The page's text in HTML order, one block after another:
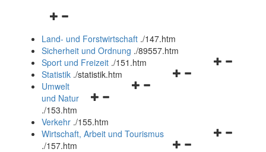
Navigationsmenü
und
schließen
Land- und Forstwirtschaft ./147.htm
Sicherheit und Ordnung ./89557.htm
Navigationsmenü
Sport und Freizeit ./151.htm
Navigationsmenü
Statistik ./statistik.htm
Navigationsmenü
und
schließen
Umwelt
und Natur
./153.htm
Verkehr ./155.htm
Navigationsmenü
Wirtschaft, Arbeit und Tourismus
./157.htm